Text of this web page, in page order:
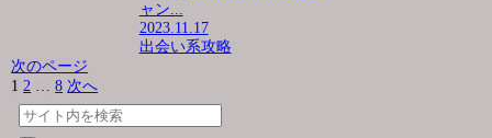
ャン...
2023.11.17
出会い系攻略
次のページ
1 2 … 8 次へ